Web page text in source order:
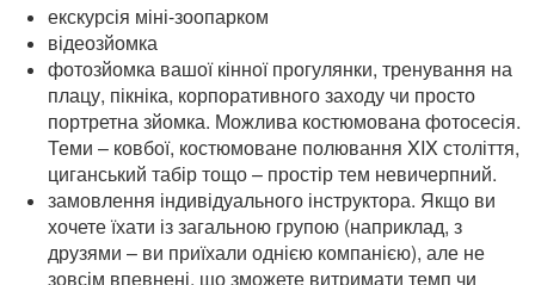
екскурсія міні-зоопарком
відеозйомка
фотозйомка вашої кінної прогулянки, тренування на
плацу, пікніка, корпоративного заходу чи просто
портретна зйомка. Можлива костюмована фотосесія.
Теми – ковбої, костюмоване полювання XIX століття,
циганський табір тощо – простір тем невичерпний.
замовлення індивідуального інструктора. Якщо ви
хочете їхати із загальною групою (наприклад, з
друзями – ви приїхали однією компанією), але не
зовсім впевнені, що зможете витримати темп чи